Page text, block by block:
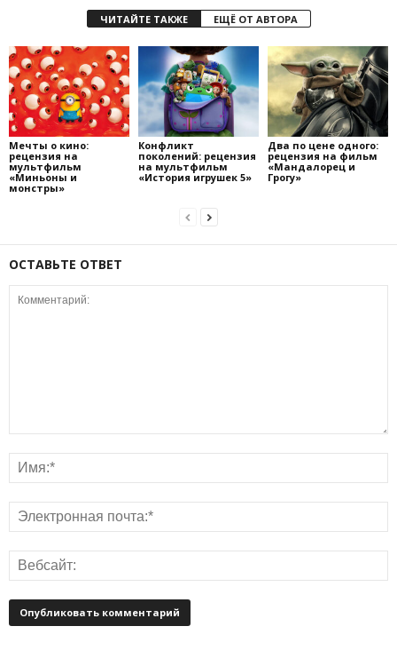
ЧИТАЙТЕ ТАКЖЕ ЕЩЁ ОТ АВТОРА
Мечты о кино:
рецензия на
мультфильм
«Миньоны и
монстры»
Конфликт
поколений: рецензия
на мультфильм
«История игрушек 5»
Два по цене одного:
рецензия на фильм
«Мандалорец и
Грогу»
ОСТАВЬТЕ ОТВЕТ